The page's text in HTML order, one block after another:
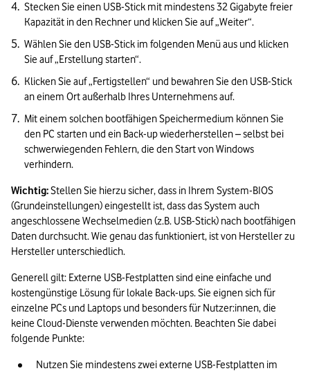
Stecken Sie einen USB-Stick mit mindestens 32 Gigabyte freier
Kapazität in den Rechner und klicken Sie auf „Weiter“.
Wählen Sie den USB-Stick im folgenden Menü aus und klicken
Sie auf „Erstellung starten“.
Klicken Sie auf „Fertigstellen“ und bewahren Sie den USB-Stick
an einem Ort außerhalb Ihres Unternehmens auf.
Mit einem solchen bootfähigen Speichermedium können Sie
den PC starten und ein Back-up wiederherstellen – selbst bei
schwerwiegenden Fehlern, die den Start von Windows
verhindern.
Wichtig: Stellen Sie hierzu sicher, dass in Ihrem System-BIOS
(Grundeinstellungen) eingestellt ist, dass das System auch
angeschlossene Wechselmedien (z.B. USB-Stick) nach bootfähigen
Daten durchsucht. Wie genau das funktioniert, ist von Hersteller zu
Hersteller unterschiedlich.
Generell gilt: Externe USB-Festplatten sind eine einfache und
kostengünstige Lösung für lokale Back-ups. Sie eignen sich für
einzelne PCs und Laptops und besonders für Nutzer:innen, die
keine Cloud-Dienste verwenden möchten. Beachten Sie dabei
folgende Punkte:
Nutzen Sie mindestens zwei externe USB-Festplatten im